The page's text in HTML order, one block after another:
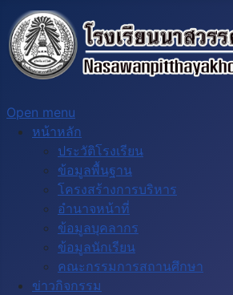
Open menu
หน้าหลัก
ประวัติโรงเรียน
ข้อมูลพื้นฐาน
โครงสร้างการบริหาร
อำนาจหน้าที่
ข้อมูลบุคลากร
ข้อมูลนักเรียน
คณะกรรมการสถานศึกษา
ข่าวกิจกรรม